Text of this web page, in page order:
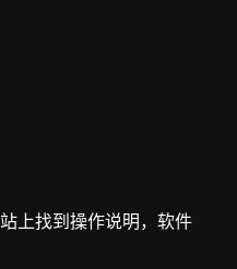
站上找到操作说明，软件